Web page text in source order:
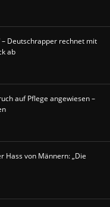
– Deutschrapper rechnet mit
ab
auf Pflege angewiesen –
Hass von Männern: „Die